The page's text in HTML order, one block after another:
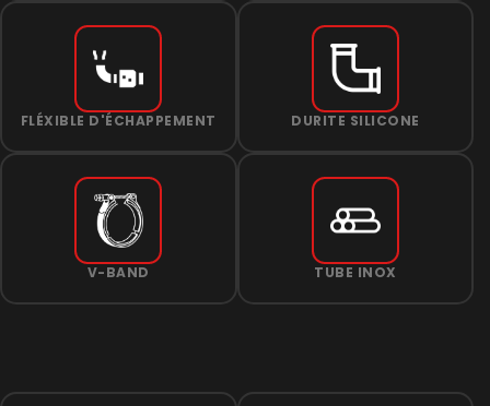
FLÉXIBLE D'ÉCHAPPEMENT DURITE SILICONE
V-BAND TUBE INOX